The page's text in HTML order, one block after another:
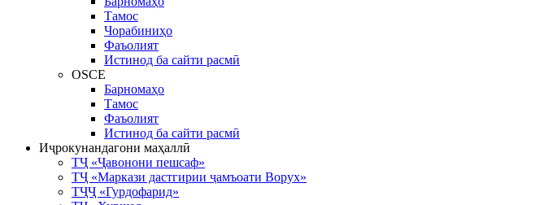
Тамос
Чорабиниҳо
Фаъолият
Истинод ба сайти расмӣ
OSCE
Барномаҳо
Тамос
Фаъолият
Истинод ба сайти расмӣ
Иҷрокунандагони маҳаллӣ
ТҶ «Ҷавонони пешсаф»
ТҶ «Маркази дастгирии ҷамъоати Ворух»
ТҶҶ «Гурдофарид»